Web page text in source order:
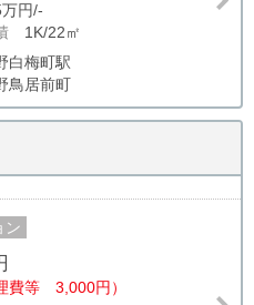
円/-
1K/22㎡
白梅町駅
鳥居前町
ン
費等 3,000円）